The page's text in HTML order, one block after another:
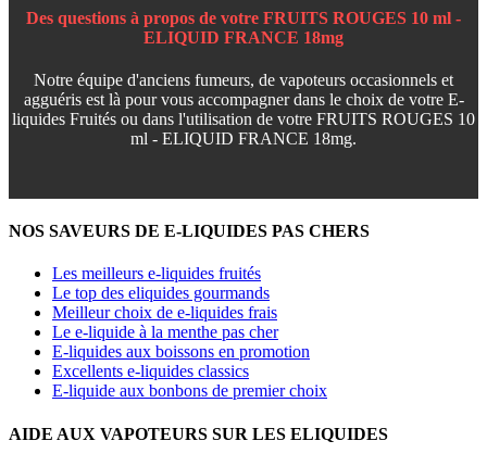
Des questions à propos de votre FRUITS ROUGES 10 ml -
ELIQUID FRANCE 18mg
Notre équipe d'anciens fumeurs, de vapoteurs occasionnels et
agguéris est là pour vous accompagner dans le choix de votre E-
liquides Fruités ou dans l'utilisation de votre FRUITS ROUGES 10
ml - ELIQUID FRANCE 18mg.
NOS SAVEURS DE E-LIQUIDES PAS CHERS
Les meilleurs e-liquides fruités
Le top des eliquides gourmands
Meilleur choix de e-liquides frais
Le e-liquide à la menthe pas cher
E-liquides aux boissons en promotion
Excellents e-liquides classics
E-liquide aux bonbons de premier choix
AIDE AUX VAPOTEURS SUR LES ELIQUIDES